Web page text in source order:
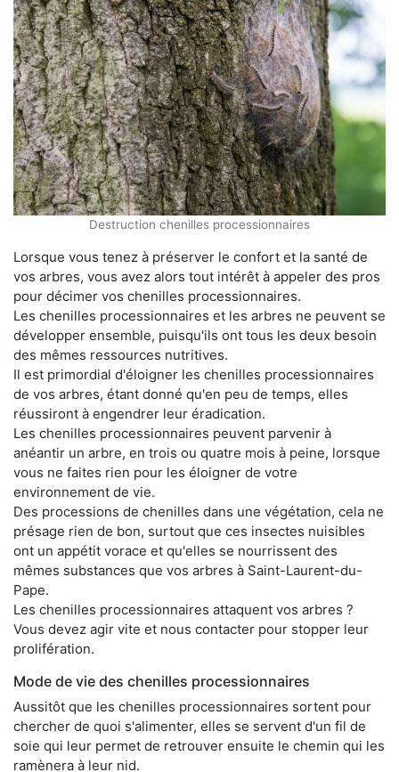
Destruction chenilles processionnaires
Lorsque vous tenez à préserver le confort et la santé de
vos arbres, vous avez alors tout intérêt à appeler des pros
pour décimer vos chenilles processionnaires.
Les chenilles processionnaires et les arbres ne peuvent se
développer ensemble, puisqu'ils ont tous les deux besoin
des mêmes ressources nutritives.
Il est primordial d'éloigner les chenilles processionnaires
de vos arbres, étant donné qu'en peu de temps, elles
réussiront à engendrer leur éradication.
Les chenilles processionnaires peuvent parvenir à
anéantir un arbre, en trois ou quatre mois à peine, lorsque
vous ne faites rien pour les éloigner de votre
environnement de vie.
Des processions de chenilles dans une végétation, cela ne
présage rien de bon, surtout que ces insectes nuisibles
ont un appétit vorace et qu'elles se nourrissent des
mêmes substances que vos arbres à Saint-Laurent-du-
Pape.
Les chenilles processionnaires attaquent vos arbres ?
Vous devez agir vite et nous contacter pour stopper leur
prolifération.
Mode de vie des chenilles processionnaires
Aussitôt que les chenilles processionnaires sortent pour
chercher de quoi s'alimenter, elles se servent d'un fil de
soie qui leur permet de retrouver ensuite le chemin qui les
ramènera à leur nid.